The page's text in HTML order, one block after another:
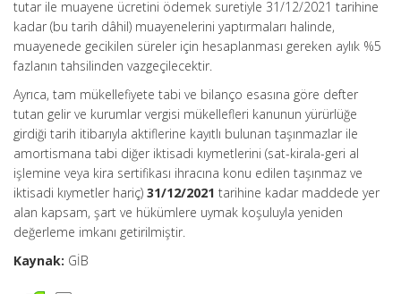
tutar ile muayene ücretini ödemek suretiyle 31/12/2021 tarihine
kadar (bu tarih dâhil) muayenelerini yaptırmaları halinde,
muayenede gecikilen süreler için hesaplanması gereken aylık %5
fazlanın tahsilinden vazgeçilecektir.
Ayrıca, tam mükellefiyete tabi ve bilanço esasına göre defter
tutan gelir ve kurumlar vergisi mükellefleri kanunun yürürlüğe
girdiği tarih itibarıyla aktiflerine kayıtlı bulunan taşınmazlar ile
amortismana tabi diğer iktisadi kıymetlerini (sat-kirala-geri al
işlemine veya kira sertifikası ihracına konu edilen taşınmaz ve
iktisadi kıymetler hariç) 31/12/2021 tarihine kadar maddede yer
alan kapsam, şart ve hükümlere uymak koşuluyla yeniden
değerleme imkanı getirilmiştir.
Kaynak: GİB